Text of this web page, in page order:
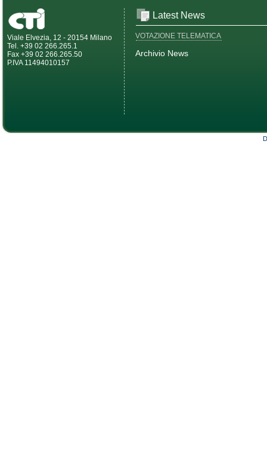
Viale Elvezia, 12 - 20154 Milano
Tel. +39 02 266.265.1
Fax +39 02 266.265.50
P.IVA 11494010157
Latest News
VOTAZIONE TELEMATICA
Archivio News